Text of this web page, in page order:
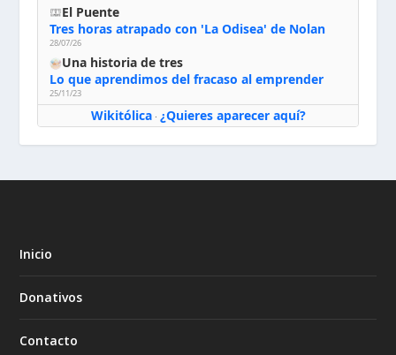
El Puente
Tres horas atrapado con 'La Odisea' de Nolan
28/07/26
Una historia de tres
Lo que aprendimos del fracaso al emprender
25/11/23
Wikitólica· ¿Quieres aparecer aquí?
Inicio
Donativos
Contacto